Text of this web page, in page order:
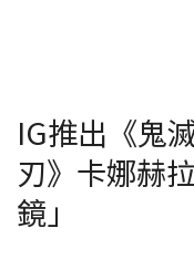
IG推出《鬼
刃》卡娜赫
鏡」